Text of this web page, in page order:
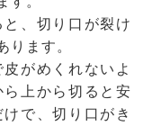
、切り口が裂け
ります。
がめくれないよ
上から切ると安
で、切り口がき